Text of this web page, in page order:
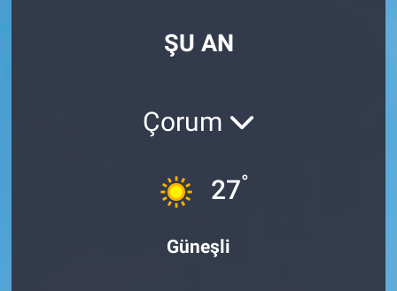
ŞU AN
Çorum
27°
Güneşli